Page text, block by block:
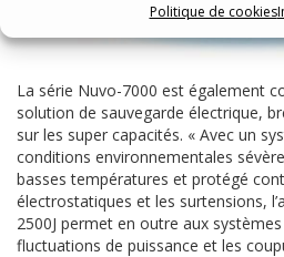
Politique de cookies
La série Nuvo-7000 est également
solution de sauvegarde électrique,
sur les super capacités. « Avec un
conditions environnementales
basses températures et protégé
électrostatiques et les surtensions,
2500J permet en outre aux
fluctuations de puissance et les